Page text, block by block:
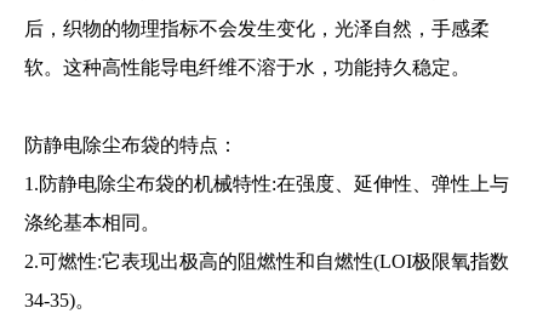
后，织物的物理指标不会发生变化，光泽自然，手感柔
软。这种高性能导电纤维不溶于水，功能持久稳定。
防静电除尘布袋的特点：
1.防静电除尘布袋的机械特性:在强度、延伸性、弹性上与
涤纶基本相同。
2.可燃性:它表现出极高的阻燃性和自燃性(LOI极限氧指数
34-35)。